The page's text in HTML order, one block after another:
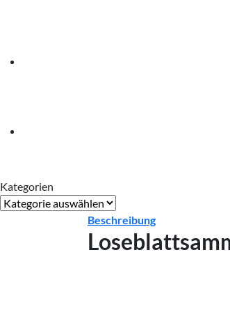
Kategorien
Kategorien
Beschreibung